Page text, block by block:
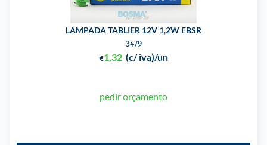
LAMPADA TABLIER 12V 1,2W EBSR
3479
€1,32 (c/ iva)/un
pedir orçamento